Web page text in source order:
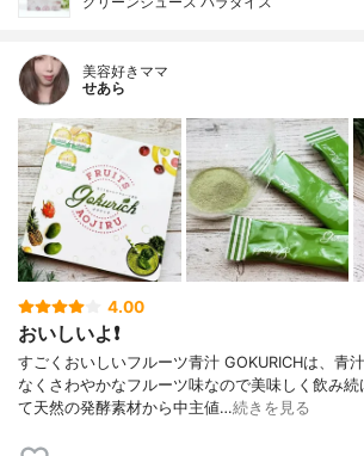
美容好きママ
せあら
4.00
おいしいよ❗
すごくおいしいフルーツ青汁 GOKURICHは、青
なくさわやかなフルーツ味なので美味しく飲み
て天然の発酵素材から中主値…続きを見る